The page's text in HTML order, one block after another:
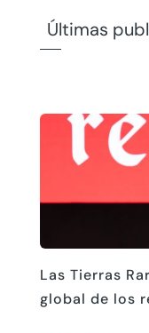
Últimas
Las Tierras
global de los